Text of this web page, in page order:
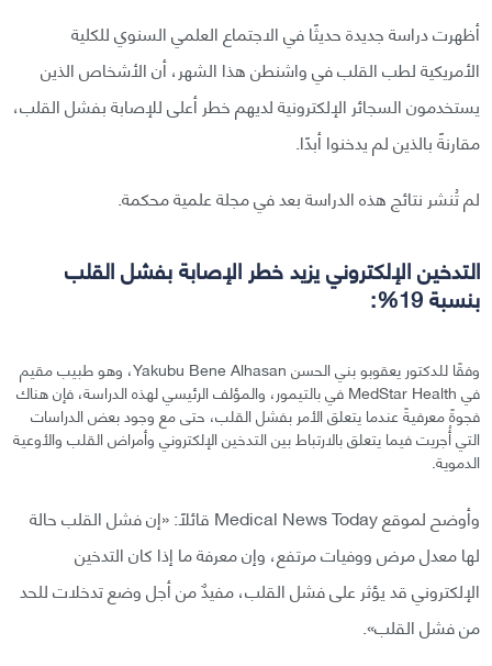
أظهرت دراسة جديدة حديثًا في الاجتماع العلمي السنوي للكلية
الأمريكية لطب القلب في واشنطن هذا الشهر، أن الأشخاص الذين
يستخدمون السجائر الإلكترونية لديهم خطر أعلى للإصابة بفشل القلب،
مقارنةً بالذين لم يدخنوا أبدًا.
لم تُنشر نتائج هذه الدراسة بعد في مجلة علمية محكمة.
التدخين الإلكتروني يزيد خطر الإصابة بفشل القلب
بنسبة 19%:
وفقًا للدكتور يعقوبو بني الحسن Yakubu Bene Alhasan، وهو طبيب مقيم
في MedStar Health في بالتيمور، والمؤلف الرئيسي لهذه الدراسة، فإن هناك
فجوةً معرفيةً عندما يتعلق الأمر بفشل القلب، حتى مع وجود بعض الدراسات
التي أُجريت فيما يتعلق بالارتباط بين التدخين الإلكتروني وأمراض القلب والأوعية
الدموية.
وأوضح لموقع Medical News Today قائلًا: «إن فشل القلب حالة
لها معدل مرض ووفيات مرتفع، وإن معرفة ما إذا كان التدخين
الإلكتروني قد يؤثر على فشل القلب، مفيدٌ من أجل وضع تدخلات للحد
من فشل القلب».